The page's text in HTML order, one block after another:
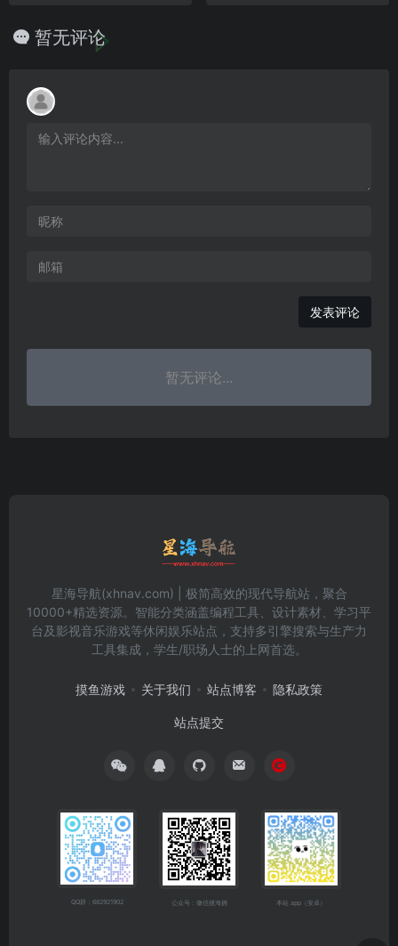
暂无评论
发表评论
暂无评论...
星海导航(xhnav.com) | 极简高效的现代导航站，聚合
10000+精选资源。智能分类涵盖编程工具、设计素材、学习平
台及影视音乐游戏等休闲娱乐站点，支持多引擎搜索与生产力
工具集成，学生/职场人士的上网首选。
摸鱼游戏 关于我们 站点博客 隐私政策
站点提交
QQ群：682921902 公众号：微信搜海拥 本站 app（安卓）